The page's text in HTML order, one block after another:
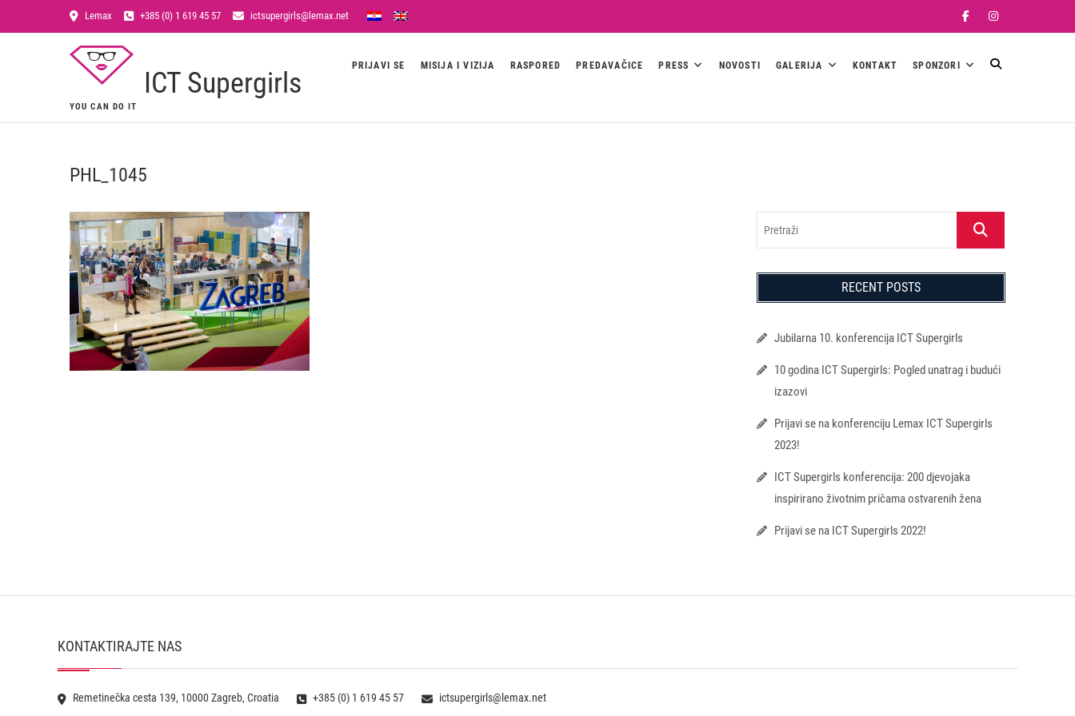
Lemax +385 (0) 1 619 45 57 ictsupergirls@lemax.net FacebookInstagram
ICT Supergirls
YOU CAN DO IT
PRIJAVI SE MISIJA I VIZIJA RASPORED PREDAVAČICE PRESS NOVOSTI GALERIJA KONTAKT SPONZORI
PHL_1045
Pretraži
RECENT POSTS
Jubilarna 10. konferencija ICT Supergirls
10 godina ICT Supergirls: Pogled unatrag i budući
izazovi
Prijavi se na konferenciju Lemax ICT Supergirls
2023!
ICT Supergirls konferencija: 200 djevojaka
inspirirano životnim pričama ostvarenih žena
Prijavi se na ICT Supergirls 2022!
KONTAKTIRAJTE NAS
Remetinečka cesta 139, 10000 Zagreb, Croatia +385 (0) 1 619 45 57 ictsupergirls@lemax.net